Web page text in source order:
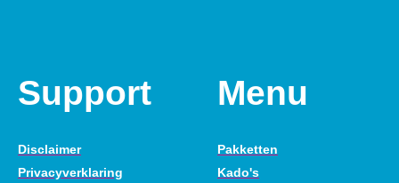
Support
Disclaimer
Privacyverklaring
Menu
Pakketten
Kado's